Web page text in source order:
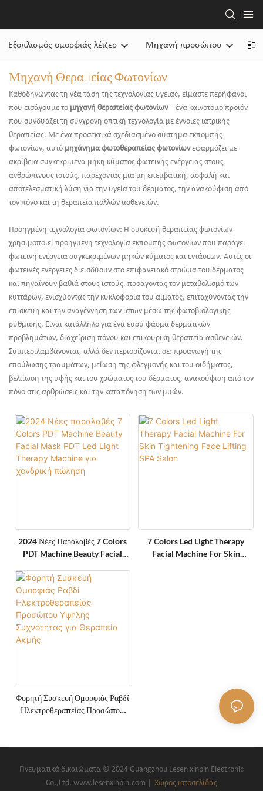
Εξοπλισμός ομορφιάς λέιζερ Μηχανή προσώπου
Μηχανή Θεραπείας Φωτονίων
Καθοδηγώντας τη νέα τάση της τεχνολογίας υγείας, είμαστε περήφανοι
που εισάγουμε το μηχανή θεραπείας φωτονίων - ένα καινοτόμο προϊόν
που συνδυάζει τη σύγχρονη οπτική τεχνολογία με έννοιες ιατρικής
θεραπείας. Με ένα προσεκτικά σχεδιασμένο σύστημα εκπομπής
φωτονίων, αυτό μηχάνημα φωτοθεραπείας φωτονίωνεφαρμόζει με
ακρίβεια συγκεκριμένα μήκη κύματος φωτεινής ενέργειας στους
ανθρώπινους ιστούς, παρέχοντας μια μη επεμβατική, ασφαλή και
αποτελεσματική λύση για την υγεία του δέρματος, την ανακούφιση από
τον πόνο και τη θεραπεία πολλών ασθενειών.
Προηγμένη τεχνολογία φωτονίων: Η συσκευή θεραπείας φωτονίων
χρησιμοποιεί προηγμένη τεχνολογία εκπομπής φωτονίων που παράγει
φωτεινή ενέργεια συγκεκριμένων μηκών κύματος και εντάσεων. Αυτές οι
φωτεινές ενέργειες διεισδύουν στο επιφανειακό στρώμα του δέρματος
και πηγαίνουν βαθιά στους ιστούς, προάγοντας τον μεταβολισμό των
κυττάρων, ενισχύοντας την κυκλοφορία του αίματος, επιταχύνοντας την
επισκευή και την αναγέννηση των ιστών μέσω της φωτοβιολογικής
ρύθμισης. Είναι κατάλληλο για ένα ευρύ φάσμα δερματικών
προβλημάτων, διαχείριση πόνου και επικουρική θεραπεία ασθενειών.
Συμπεριλαμβάνονται, αλλά δεν περιορίζονται σε: προαγωγή της
επούλωσης τραυμάτων, μείωση της φλεγμονής και του οιδήματος,
βελτίωση της υφής και του χρώματος του δέρματος, ανακούφιση από τον
πόνο στις αρθρώσεις και την καταπόνηση των μυών.
2024 Νέες Παραλαβές 7 Colors
PDT Machine Beauty Facial
Machine Για Χονδρική Πώληση
7 Colors Led Light Therapy
Facial Machine For Skin
Φορητή Συσκευή Ομορφιάς Ραβδί
Ηλεκτροθεραπείας Προσώπου
Πνευματικά δικαιώματα © 2024 Guangzhou Lesen xinpin Electronic
Co.,Ltd.-www.lesenxinpin.com |
Χώρος ιστοσελίδας